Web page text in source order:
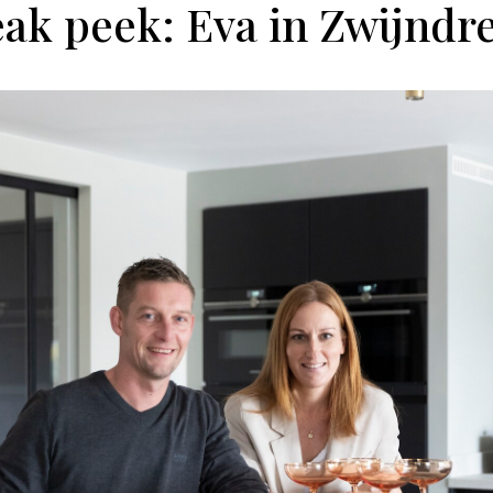
peek: Eva in